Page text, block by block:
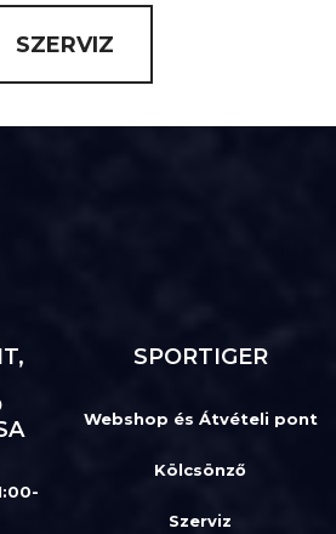
SZERVIZ
SPORTIGER
Webshop és Átvételi pont
Kölcsönző
Szerviz